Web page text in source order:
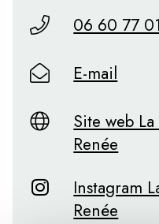
06 60 77
E-mail
Site web
Renée
Instagram
Renée